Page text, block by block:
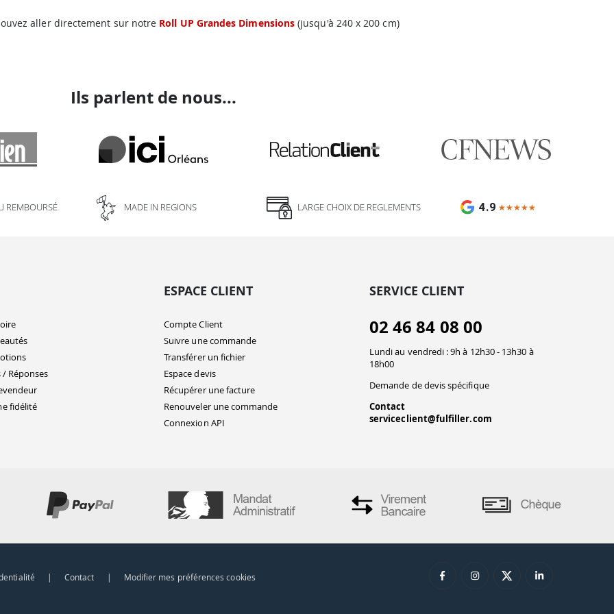
aller directement sur notre Roll UP Grandes Dimensions (jusqu'à 240 x 200 cm)
Ils parlent de nous...
REMBOURSÉ MADE IN REGIONS LARGE CHOIX DE REGLEMENTS 4.9 ★★★★★
★★★★★
Réponses
fidélité
ESPACE CLIENT
Compte Client
Suivre une commande
Transférer un fichier
Espace devis
Récupérer une facture
Renouveler une commande
Connexion API
SERVICE CLIENT
02 46 84 08 00
Lundi au vendredi : 9h à 12h30 - 13h30 à
18h00
Demande de devis spécifique
Contact
serviceclient@fulfiller.com
Contact Modifier mes préférences cookies
IA + équipe disponible 24/7